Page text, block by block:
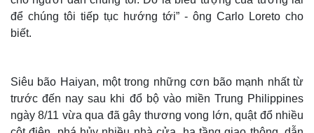
để chúng tôi tiếp tục hướng tới” - ông Carlo Loreto cho
biết.
Siêu bão Haiyan, một trong những cơn bão mạnh nhất từ
trước đến nay sau khi đổ bộ vào miền Trung Philippines
ngày 8/11 vừa qua đã gây thương vong lớn, quật đổ nhiều